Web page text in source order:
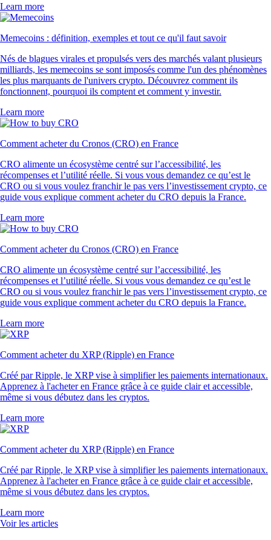
Learn more
Memecoins : définition, exemples et tout ce qu'il faut savoir
Nés de blagues virales et propulsés vers des marchés valant plusieurs
milliards, les memecoins se sont imposés comme l'un des phénomènes
les plus marquants de l'univers crypto. Découvrez comment ils
fonctionnent, pourquoi ils comptent et comment y investir.
Learn more
Comment acheter du Cronos (CRO) en France
CRO alimente un écosystème centré sur l’accessibilité, les
récompenses et l’utilité réelle. Si vous vous demandez ce qu’est le
CRO ou si vous voulez franchir le pas vers l’investissement crypto, ce
guide vous explique comment acheter du CRO depuis la France.
Learn more
Comment acheter du Cronos (CRO) en France
CRO alimente un écosystème centré sur l’accessibilité, les
récompenses et l’utilité réelle. Si vous vous demandez ce qu’est le
CRO ou si vous voulez franchir le pas vers l’investissement crypto, ce
guide vous explique comment acheter du CRO depuis la France.
Learn more
Comment acheter du XRP (Ripple) en France
Créé par Ripple, le XRP vise à simplifier les paiements internationaux.
Apprenez à l'acheter en France grâce à ce guide clair et accessible,
même si vous débutez dans les cryptos.
Learn more
Comment acheter du XRP (Ripple) en France
Créé par Ripple, le XRP vise à simplifier les paiements internationaux.
Apprenez à l'acheter en France grâce à ce guide clair et accessible,
même si vous débutez dans les cryptos.
Learn more
Voir les articles